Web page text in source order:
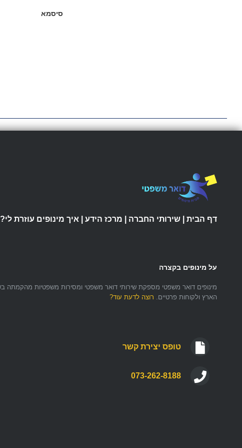
סיסמא
דף הבית שירותי החברה מרכז הידע איך מינופים עוזרת לי?
על מינופים בקצרה
הארץ ולקוחות פרטיים. רוצה לדעת עוד?
טופס יצירת קשר
073-262-8188